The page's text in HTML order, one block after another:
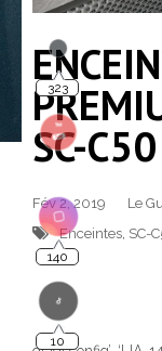
SC-C50
Fév 2, 2019 Le
Enceintes SC-
323
140